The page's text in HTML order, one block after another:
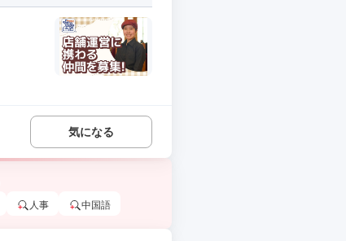
気になる
人事 中国語